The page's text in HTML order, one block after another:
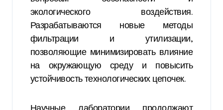
экологического воздействия.
Разрабатываются новые методы
фильтрации и утилизации,
позволяющие минимизировать влияние
на окружающую среду и повысить
устойчивость технологических цепочек.